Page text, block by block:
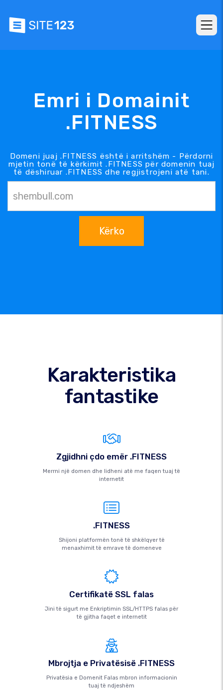
Emri i Domainit
.FITNESS
Domeni juaj .FITNESS është i arritshëm - Përdorni
mjetin tonë të kërkimit .FITNESS për domenin tuaj
të dëshiruar .FITNESS dhe regjistrojeni atë tani.
Kërko
Karakteristika
fantastike
Zgjidhni çdo emër .FITNESS
Merrni një domen dhe lidheni atë me faqen tuaj të
internetit
.FITNESS
Shijoni platformën tonë të shkëlqyer të
menaxhimit të emrave të domeneve
Certifikatë SSL falas
Jini të sigurt me Enkriptimin SSL/HTTPS falas për
të gjitha faqet e internetit
Mbrojtja e Privatësisë .FITNESS
Privatësia e Domenit Falas mbron informacionin
tuaj të ndjeshëm